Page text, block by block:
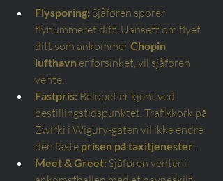
Flysporing: Sjåføren sporer
flynummeret ditt. Uansett om flyet
ditt som ankommerChopin
lufthavn er forsinket, vil sjåføren
vente.
Fastpris: Beløpet er kjent ved
bestillingstidspunktet. Trafikkork på
Żwirki i Wigury-gaten vil ikke endre
den faste prisen på taxitjenester .
Meet & Greet: Sjåføren venter i